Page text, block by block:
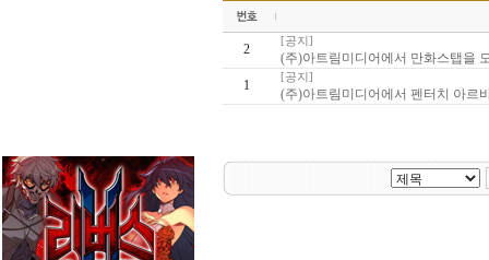
2
[공지]
(주)아트림미디어에서 만화스탭을
1
[공지]
(주)아트림미디어에서 펜터치 아르